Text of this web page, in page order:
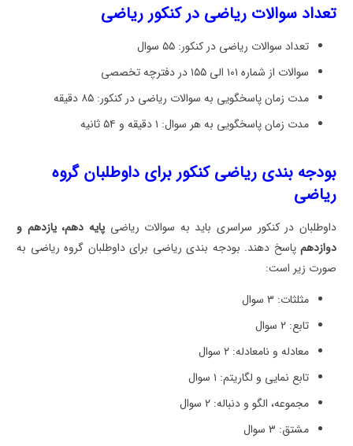
تعداد سوالات ریاضی در کنکور ریاضی
تعداد سوالات ریاضی در کنکور: ۵۵ سوال
سوالات از شماره ۱۰۱ الی ۱۵۵ در دفترچه تخصصی
مدت زمان پاسخگویی به سوالات ریاضی در کنکور: ۸۵ دقیقه
مدت زمان پاسخگویی به هر سوال: ۱ دقیقه و ۵۴ ثانیه
بودجه بندی ریاضی کنکور برای داوطلبان گروه
ریاضی
داوطلبان در کنکور سراسری باید به سوالات ریاضیپایه دهم، یازدهم و
دوازدهم پاسخ دهند. بودجه بندی ریاضی برای داوطلبان گروه ریاضی به
صورت زیر است:
مثلثات: ۳ سوال
تابع: ۲ سوال
معادله و نامعادله: ۲ سوال
تابع نمایی و لگاریتم: ۱ سوال
مجموعه، الگو و دنباله: ۲ سوال
مشتق: ۳ سوال